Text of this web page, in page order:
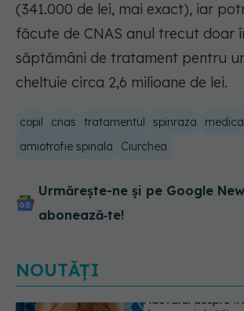
(341.000 de lei, mai exact), iar
făcute de CNAS anul trecut doar
săptămâni de tratament pentru
cheltuie circa 2,6 milioane de lei.
copil cnas tratamentul spinraza
amiotrofie spinala
Ciurchea
Urmărește-ne și pe Google
abonează‑te!
NOUTĂȚI